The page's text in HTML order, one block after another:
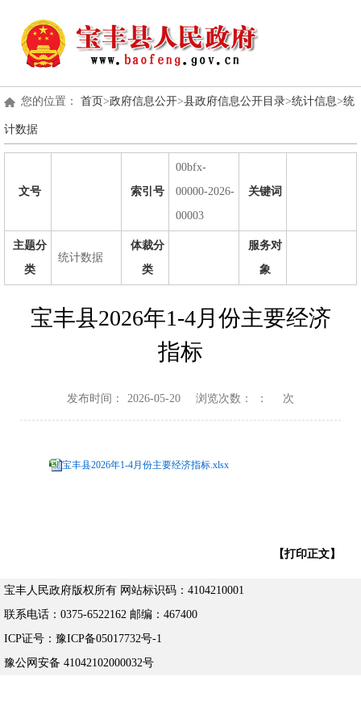
您的位置： 首页>政府信息公开>县政府信息公开目录>统计信息>统
计数据
文号 索引号
00bfx-
00000-2026-
00003
关键词
主题分
类
统计数据
体裁分
类
服务对
象
宝丰县2026年1-4月份主要经济
指标
发布时间： 2026-05-20 浏览次数： ： 次
宝丰县2026年1-4月份主要经济指标.xlsx
【打印正文】
宝丰人民政府版权所有 网站标识码：4104210001
联系电话：0375-6522162 邮编：467400
ICP证号：豫ICP备05017732号-1
豫公网安备 41042102000032号